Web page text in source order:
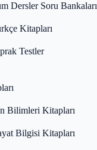
Dersler Soru Bankaları
Kitapları
Testler
Bilimleri Kitapları
Bilgisi Kitapları